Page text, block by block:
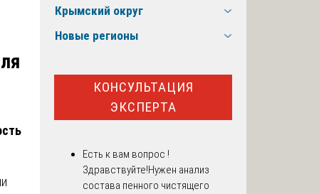
Крымский округ
Новые регионы
КОНСУЛЬТАЦИЯ
ЭКСПЕРТА
Есть к вам вопрос !
Здравствуйте!Нужен анализ
состава пенного чистящего